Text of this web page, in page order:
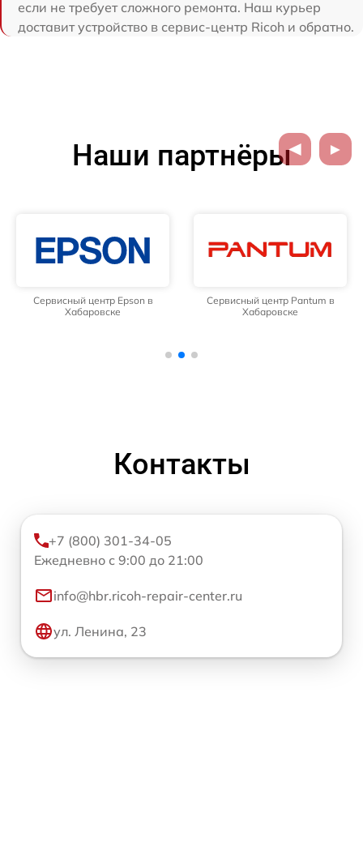
если не требует сложного ремонта. Наш курьер
доставит устройство в сервис-центр Ricoh и обратно.
Наши партнёры
Сервисный центр Epson в
Хабаровске
Сервисный центр Pantum в
Хабаровске
Контакты
+7 (800) 301-34-05
Ежедневно с 9:00 до 21:00
info@hbr.ricoh-repair-center.ru
ул. Ленина, 23